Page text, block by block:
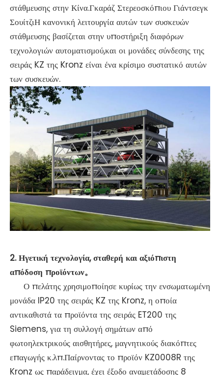
στάθμευσης στην Κίνα.Γκαράζ Στερεοσκόπιου Γιάντσεγκ
ΣουίτζιΗ κανονική λειτουργία αυτών των συσκευών
στάθμευσης βασίζεται στην υποστήριξη διαφόρων
τεχνολογιών αυτοματισμού,και οι μονάδες σύνδεσης της
σειράς KZ της Kronz είναι ένα κρίσιμο συστατικό αυτών
των συσκευών.
2. Ηγετική τεχνολογία, σταθερή και αξιόπιστη
απόδοση προϊόντων。
Ο πελάτης χρησιμοποίησε κυρίως την ενσωματωμένη
μονάδα IP20 της σειράς KZ της Kronz, η οποία
αντικαθιστά τα προϊόντα της σειράς ET200 της
Siemens, για τη συλλογή σημάτων από
φωτοηλεκτρικούς αισθητήρες, μαγνητικούς διακόπτες
επαγωγής κ.λπ.Παίρνοντας το προϊόν KZ0008R της
Kronz ως παράδειγμα, έχει έξοδο αναμετάδοσης 8